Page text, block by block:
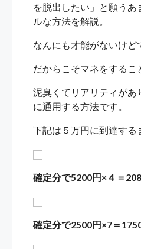
を脱出したい」と願う
ルな方法を解説。
なんにも才能がないけど
だからこそマネをするこ
泥臭くてリアリティがあ
に通用する方法です。
下記は５万円に到達する
確定分で5200円×４＝
確定分で2500円×7＝